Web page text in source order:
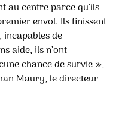
au centre parce qu’ils
envol. Ils finissent
de
aide, ils n’ont
chance de survie »,
Maury, le directeur